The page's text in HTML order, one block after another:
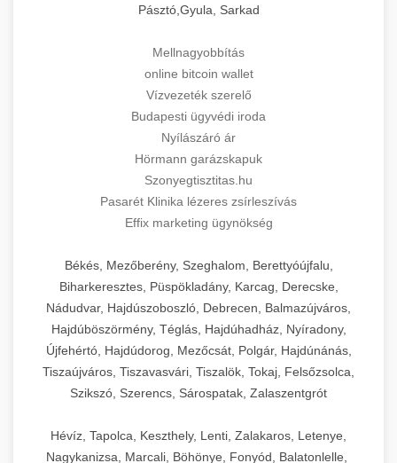
Pásztó,Gyula, Sarkad
Mellnagyobbítás
online bitcoin wallet
Vízvezeték szerelő
Budapesti ügyvédi iroda
Nyílászáró ár
Hörmann garázskapuk
Szonyegtisztitas.hu
Pasarét Klinika lézeres zsírleszívás
Effix marketing ügynökség
Békés, Mezőberény, Szeghalom, Berettyóújfalu,
Biharkeresztes, Püspökladány, Karcag, Derecske,
Nádudvar, Hajdúszoboszló, Debrecen, Balmazújváros,
Hajdúböszörmény, Téglás, Hajdúhadház, Nyíradony,
Újfehértó, Hajdúdorog, Mezőcsát, Polgár, Hajdúnánás,
Tiszaújváros, Tiszavasvári, Tiszalök, Tokaj, Felsőzsolca,
Szikszó, Szerencs, Sárospatak, Zalaszentgrót
Hévíz, Tapolca, Keszthely, Lenti, Zalakaros, Letenye,
Nagykanizsa, Marcali, Böhönye, Fonyód, Balatonlelle,